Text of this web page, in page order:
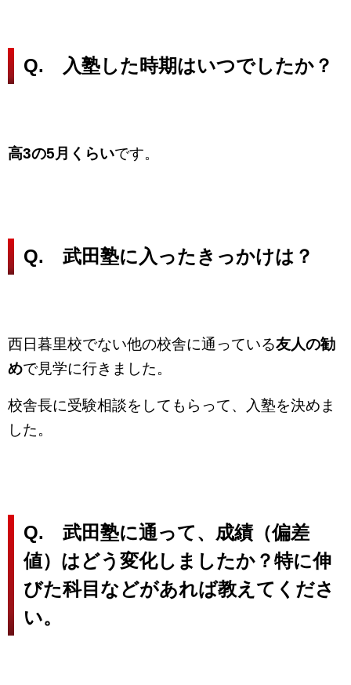
Q. 入塾した時期はいつでしたか？
高3の5月くらいです。
Q. 武田塾に入ったきっかけは？
西日暮里校でない他の校舎に通っている友人の勧
めで見学に行きました。
校舎長に受験相談をしてもらって、入塾を決めま
した。
Q. 武田塾に通って、成績（偏差
値）はどう変化しましたか？特に伸
びた科目などがあれば教えてくださ
い。